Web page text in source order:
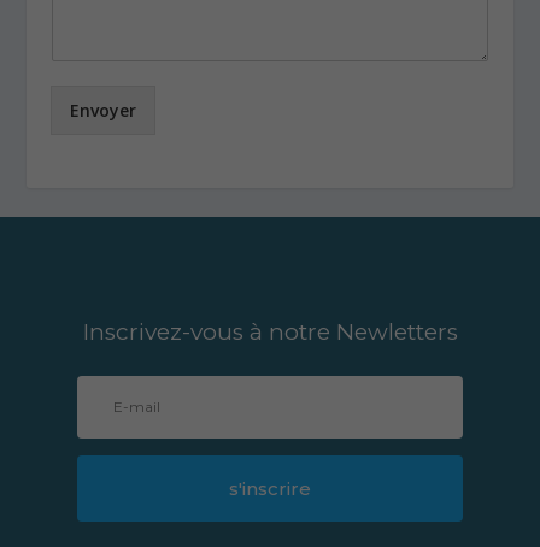
Envoyer
Inscrivez-vous à notre Newletters
s'inscrire